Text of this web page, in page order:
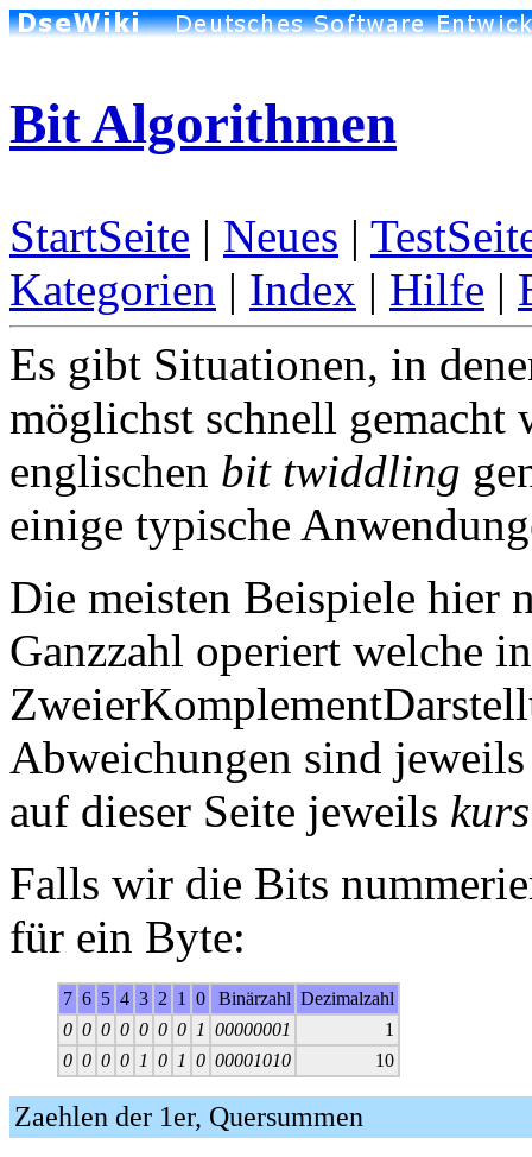
Bit Algorithmen
StartSeite | Neues |
Kategorien | Index | Hilfe |
Es gibt Situationen, in
möglichst schnell
englischen bit twiddling
einige typische
Die meisten Beispiele hier
Ganzzahl operiert welche
Abweichungen sind
auf dieser Seite jeweils
Falls wir die Bits
für ein Byte:
7 6 5 4 3 2 1 0 Binärzahl Dezimalzahl
0 0 0 0 0 0 0 1 00000001
1
0 0 0 0 1 0 1 0 00001010 10
Zaehlen der 1er, Quersummen